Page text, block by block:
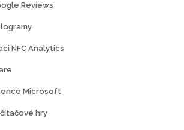
Reviews
NFC Analytics
Microsoft
hry